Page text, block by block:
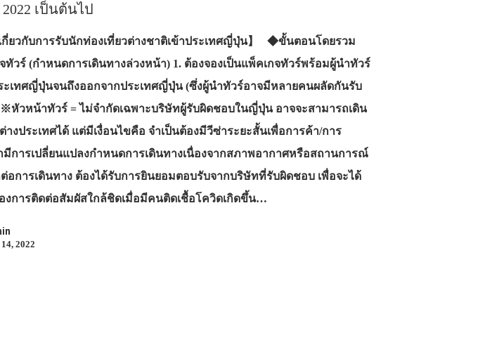
เป็นต้นไป
เกี่ยวกับการรับนักท่องเที่ยวต่างชาติเข้าประเทศญี่ปุ่น】 ◆ขั้นตอนโดยรวม
ทัวร์ (กำหนดการเดินทางล่วงหน้า) 1. ต้องจองเป็นแพ็คเกจทัวร์พร้อมผู้นำทัวร์
ะเทศญี่ปุ่นจนถึงออกจากประเทศญี่ปุ่น (ซึ่งผู้นำทัวร์อาจมีหลายคนผลัดกันรับ
หัวหน้าทัวร์ = ไม่จำกัดเฉพาะบริษัทผู้รับผิดชอบในญี่ปุ่น อาจจะสามารถเดิน
างประเทศได้ แต่มีเงื่อนไขคือ จำเป็นต้องมีวีซ่าระยะสั้นเพื่อการค้า/การ
มีการเปลี่ยนแปลงกำหนดการเดินทางเนื่องจากสภาพอากาศหรือสถานการณ์
อการเดินทาง ต้องได้รับการยินยอมตอบรับจากบริษัทที่รับผิดชอบ เพื่อจะได้
งการติดต่อสัมผัสใกล้ชิดเมื่อมีคนติดเชื้อโควิดเกิดขึ้น…
2022